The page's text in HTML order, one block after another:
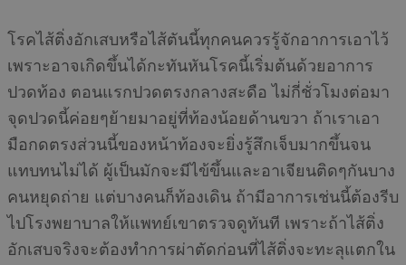
โรคไส้ติ่งอักเสบหรือไส้ตันนี้ทุกคนควรรู้จักอาการเอาไว้
เพราะอาจเกิดขึ้นได้กะทันหันโรคนี้เริ่มต้นด้วยอาการ
ปวดท้อง ตอนแรกปวดตรงกลางสะดือ ไม่กี่ชั่วโมงต่อมา
จุดปวดนี้ค่อยๆย้ายมาอยู่ที่ท้องน้อยด้านขวา ถ้าเราเอา
มือกดตรงส่วนนี้ของหน้าท้องจะยิ่งรู้สึกเจ็บมากขึ้นจน
แทบทนไม่ได้ ผู้เป็นมักจะมีไข้ขึ้นและอาเจียนติดๆกันบาง
คนหยุดถ่าย แต่บางคนก็ท้องเดิน ถ้ามีอาการเช่นนี้ต้องรีบ
ไปโรงพยาบาลให้แพทย์เขาตรวจดูทันที เพราะถ้าไส้ติ่ง
อักเสบจริงจะต้องทำการผ่าตัดก่อนที่ไส้ติ่งจะทะลุแตกใน